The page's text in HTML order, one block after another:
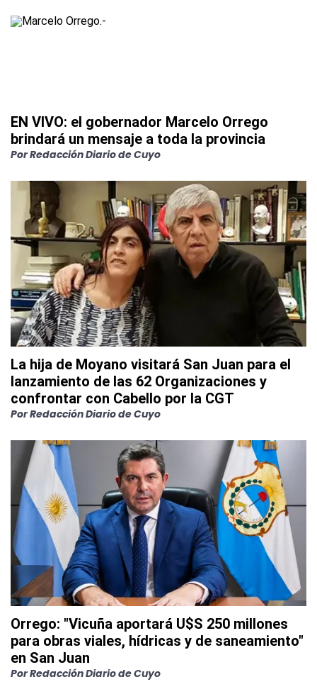
EN VIVO: el gobernador Marcelo Orrego
brindará un mensaje a toda la provincia
PorRedacción Diario de Cuyo
La hija de Moyano visitará San Juan para el
lanzamiento de las 62 Organizaciones y
confrontar con Cabello por la CGT
PorRedacción Diario de Cuyo
Orrego: "Vicuña aportará U$S 250 millones
para obras viales, hídricas y de saneamiento"
en San Juan
PorRedacción Diario de Cuyo